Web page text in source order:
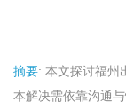
摘要: 本文探讨福州
本解决需依靠沟通与